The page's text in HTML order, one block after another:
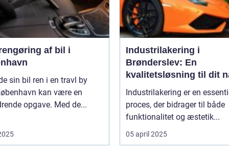
af bil i
sin bil ren i en travl by
kan være en
opgave. Med de...
Industrilakering i
Brønderslev: En
kvalitetsløsning til dit
projekt
Industrilakering er en
proces, der bidrager til både
funktionalitet og æstetik...
05 april 2025